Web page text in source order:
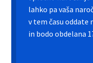
Galerija športnih
lahko pa vaša
v tem času
in bodo obdelana